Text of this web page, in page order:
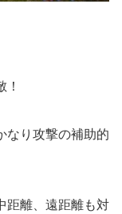
なり攻撃の補助的
距離、遠距離も対